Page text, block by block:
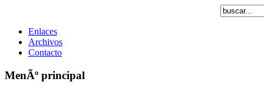
Enlaces
Archivos
Contacto
MenÃº principal